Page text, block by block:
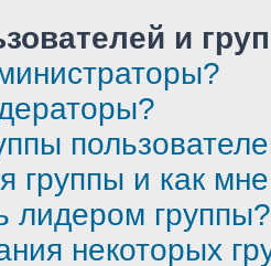
и
группы и как
лидером группы?
некоторых